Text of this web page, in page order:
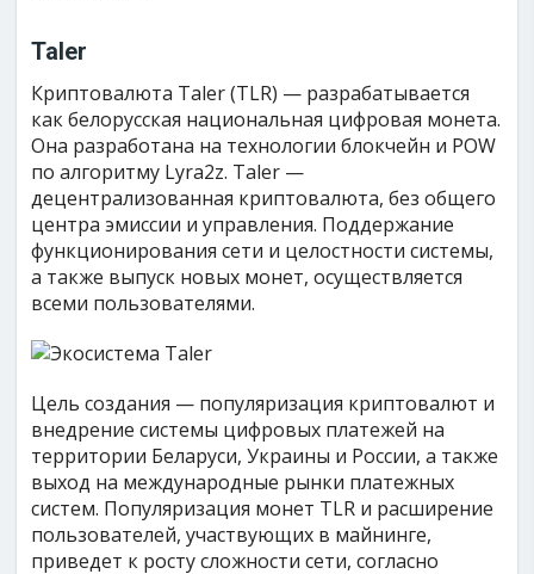
Taler
Криптовалюта Taler (TLR) — разрабатывается
как белорусская национальная цифровая монета.
Она разработана на технологии блокчейн и POW
по алгоритму Lyra2z. Taler —
децентрализованная криптовалюта, без общего
центра эмиссии и управления. Поддержание
функционирования сети и целостности системы,
а также выпуск новых монет, осуществляется
всеми пользователями.
Цель создания — популяризация криптовалют и
внедрение системы цифровых платежей на
территории Беларуси, Украины и России, а также
выход на международные рынки платежных
систем. Популяризация монет TLR и расширение
пользователей, участвующих в майнинге,
приведет к росту сложности сети, согласно